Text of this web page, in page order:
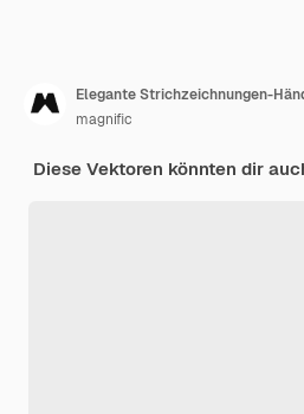
Elegante Strichzeichnungen-
magnific
Diese Vektoren könnten dir